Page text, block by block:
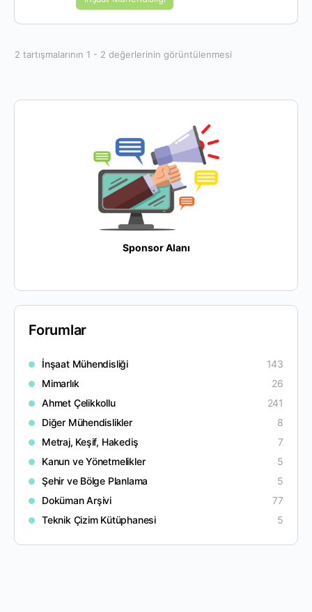
2 tartışmalarının 1 - 2 değerlerinin görüntülenmesi
Sponsor Alanı
Forumlar
İnşaat Mühendisliği
143
Mimarlık
26
Ahmet Çelikkollu
241
Diğer Mühendislikler
8
Metraj, Keşif, Hakediş
7
Kanun ve Yönetmelikler
5
Şehir ve Bölge Planlama
5
Doküman Arşivi
77
Teknik Çizim Kütüphanesi
5